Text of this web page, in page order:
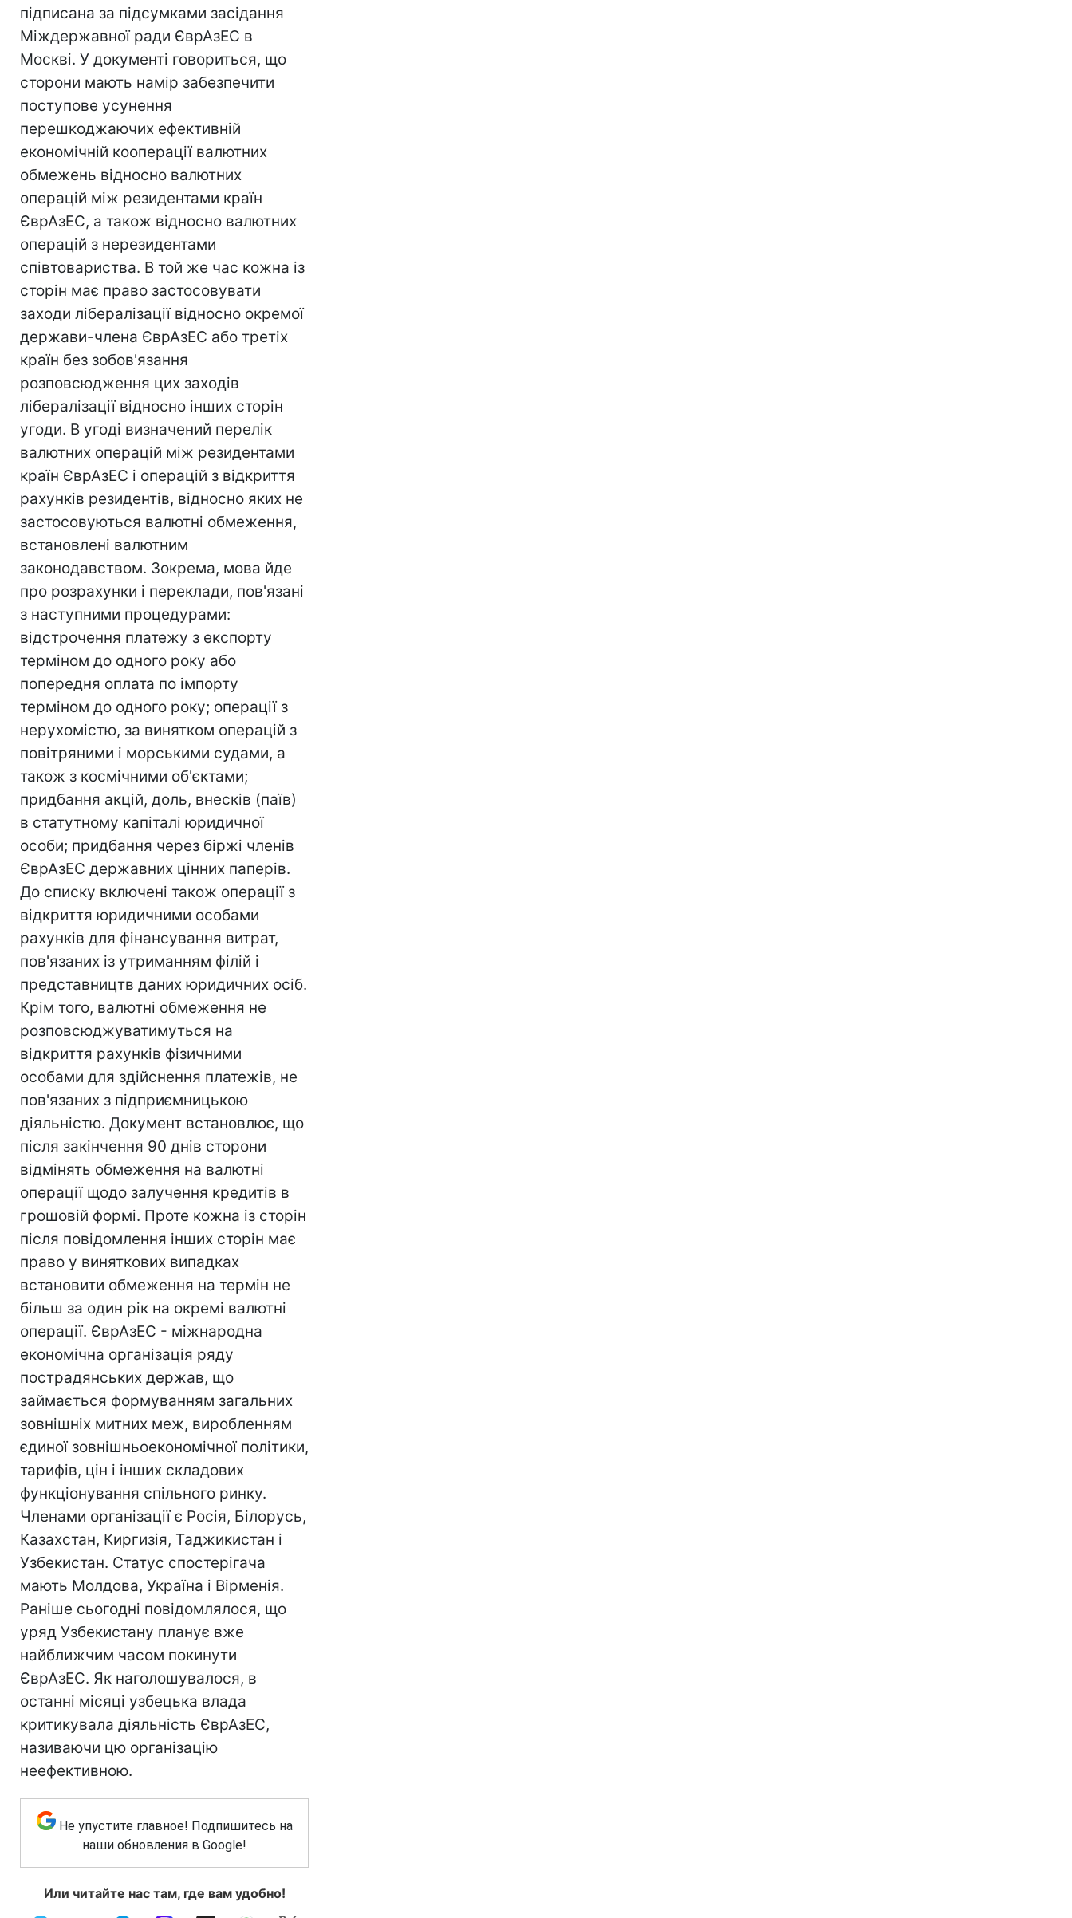
підписана за підсумками засідання
Міждержавної ради ЄврАзЕС в
Москві. У документі говориться, що
сторони мають намір забезпечити
поступове усунення
перешкоджаючих ефективній
економічній кооперації валютних
обмежень відносно валютних
операцій між резидентами країн
ЄврАзЕС, а також відносно валютних
операцій з нерезидентами
співтовариства. В той же час кожна із
сторін має право застосовувати
заходи лібералізації відносно окремої
держави-члена ЄврАзЕС або третіх
країн без зобов'язання
розповсюдження цих заходів
лібералізації відносно інших сторін
угоди. В угоді визначений перелік
валютних операцій між резидентами
країн ЄврАзЕС і операцій з відкриття
рахунків резидентів, відносно яких не
застосовуються валютні обмеження,
встановлені валютним
законодавством. Зокрема, мова йде
про розрахунки і переклади, пов'язані
з наступними процедурами:
відстрочення платежу з експорту
терміном до одного року або
попередня оплата по імпорту
терміном до одного року; операції з
нерухомістю, за винятком операцій з
повітряними і морськими судами, а
також з космічними об'єктами;
придбання акцій, доль, внесків (паїв)
в статутному капіталі юридичної
особи; придбання через біржі членів
ЄврАзЕС державних цінних паперів.
До списку включені також операції з
відкриття юридичними особами
рахунків для фінансування витрат,
пов'язаних із утриманням філій і
представництв даних юридичних осіб.
Крім того, валютні обмеження не
розповсюджуватимуться на
відкриття рахунків фізичними
особами для здійснення платежів, не
пов'язаних з підприємницькою
діяльністю. Документ встановлює, що
після закінчення 90 днів сторони
відмінять обмеження на валютні
операції щодо залучення кредитів в
грошовій формі. Проте кожна із сторін
після повідомлення інших сторін має
право у виняткових випадках
встановити обмеження на термін не
більш за один рік на окремі валютні
операції. ЄврАзЕС - міжнародна
економічна організація ряду
пострадянських держав, що
займається формуванням загальних
зовнішніх митних меж, виробленням
єдиної зовнішньоекономічної політики,
тарифів, цін і інших складових
функціонування спільного ринку.
Членами організації є Росія, Білорусь,
Казахстан, Киргизія, Таджикистан і
Узбекистан. Статус спостерігача
мають Молдова, Україна і Вірменія.
Раніше сьогодні повідомлялося, що
уряд Узбекистану планує вже
найближчим часом покинути
ЄврАзЕС. Як наголошувалося, в
останні місяці узбецька влада
критикувала діяльність ЄврАзЕС,
називаючи цю організацію
неефективною.
Не упустите главное! Подпишитесь на
наши обновления в Google!
Или читайте нас там, где вам удобно!